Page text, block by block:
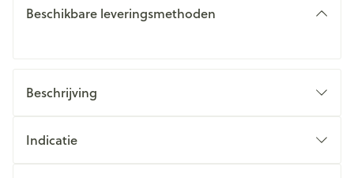
Beschikbare leveringsmethoden
Beschrijving
Indicatie